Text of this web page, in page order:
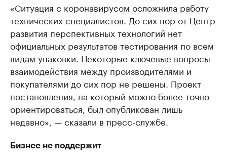
«Ситуация с коронавирусом осложнила работу
технических специалистов. До сих пор от Центр
развития перспективных технологий нет
официальных результатов тестирования по всем
видам упаковки. Некоторые ключевые вопросы
взаимодействия между производителями и
покупателями до сих пор не решены. Проект
постановления, на который можно более точно
ориентироваться, был опубликован лишь
недавно», — сказали в пресс-службе.
Бизнес не поддержит